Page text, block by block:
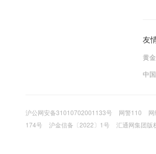
友
黄
中
沪公网安备31010702001133号 网警110
174号
沪金信备〔2022〕1号 汇通网集团版